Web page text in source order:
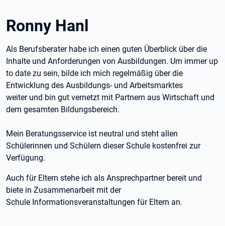
Ronny Hanl
Als Berufsberater habe ich einen guten Überblick über die
Inhalte und Anforderungen von Ausbildungen. Um immer up
to date zu sein, bilde ich mich regelmäßig über die
Entwicklung des Ausbildungs- und Arbeitsmarktes
weiter und bin gut vernetzt mit Partnern aus Wirtschaft und
dem gesamten Bildungsbereich.
Mein Beratungsservice ist neutral und steht allen
Schülerinnen und Schülern dieser Schule kostenfrei zur
Verfügung.
Auch für Eltern stehe ich als Ansprechpartner bereit und
biete in Zusammenarbeit mit der
Schule Informationsveranstaltungen für Eltern an.